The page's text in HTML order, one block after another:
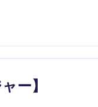
ー】